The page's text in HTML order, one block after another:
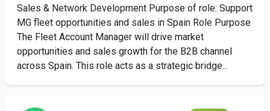
Sales & Network Development Purpose of role: Support
MG fleet opportunities and sales in Spain Role Purpose
The Fleet Account Manager will drive market
opportunities and sales growth for the B2B channel
across Spain. This role acts as a strategic bridge...